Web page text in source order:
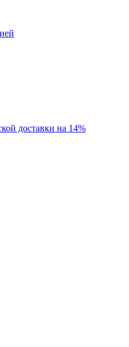
доставки на 14%